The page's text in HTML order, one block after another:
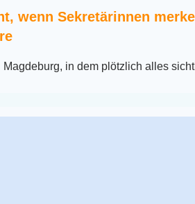
wenn Sekretärinnen
Magdeburg, in dem plötzlich alles